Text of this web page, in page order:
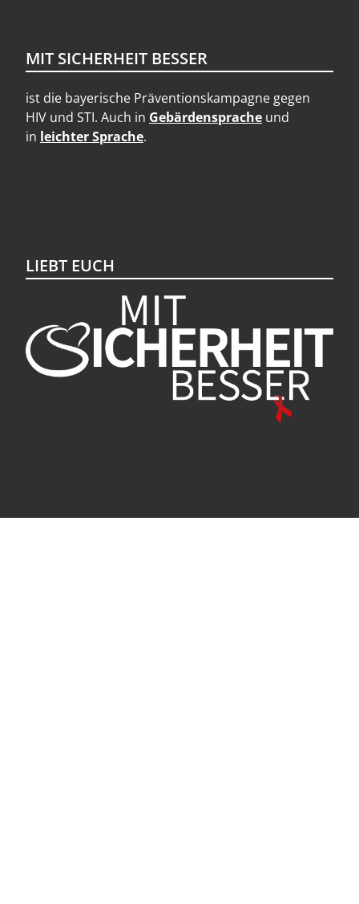
MIT SICHERHEIT BESSER
ist die bayerische Präventionskampagne gegen
HIV und STI. Auch in Gebärdensprache und
in leichter Sprache.
LIEBT EUCH